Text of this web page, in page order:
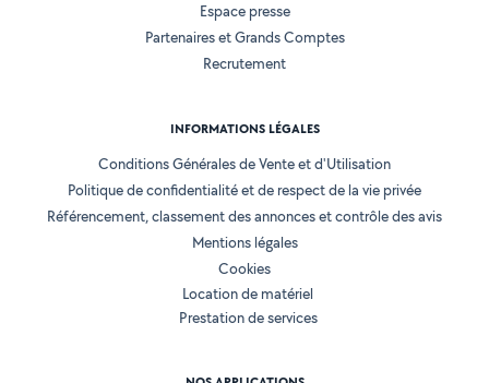
Espace presse
Partenaires et Grands Comptes
Recrutement
INFORMATIONS LÉGALES
Conditions Générales de Vente et d'Utilisation
Politique de confidentialité et de respect de la vie privée
Référencement, classement des annonces et contrôle des avis
Mentions légales
Cookies
Location de matériel
Prestation de services